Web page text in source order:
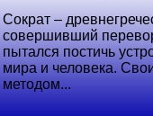
Сократ –
совершивший
пытался постичь
мира и человека.
методом...